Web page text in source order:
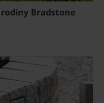
Bradstone